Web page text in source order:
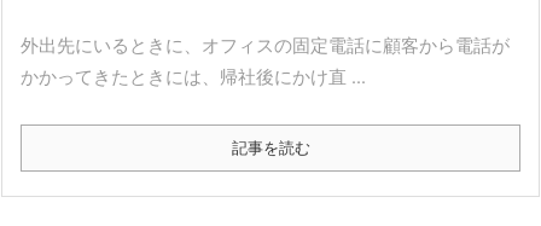
外出先にいるときに、オフィスの固定電話に顧客から電話が
かかってきたときには、帰社後にかけ直 ...
記事を読む